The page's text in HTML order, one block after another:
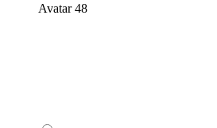
Avatar 48